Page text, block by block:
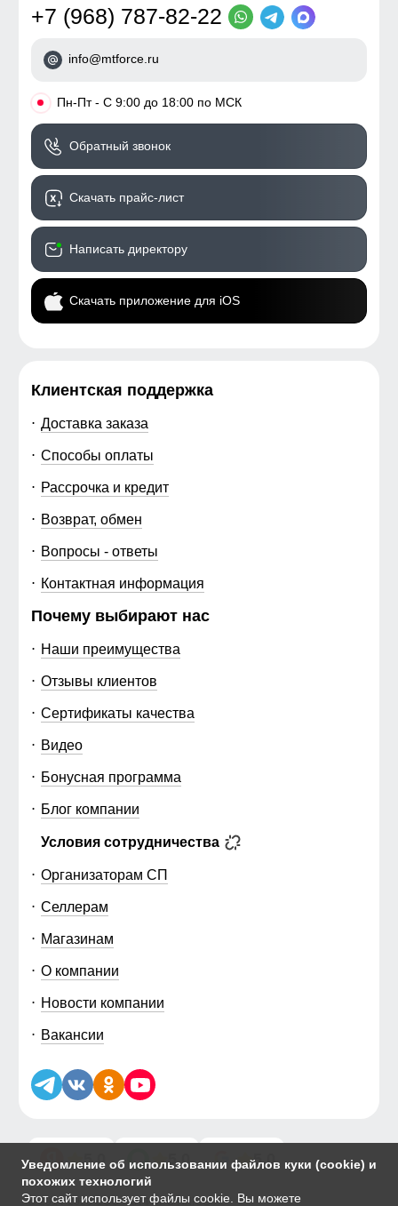
Уведомление об использовании файлов куки (cookie) и
похожих технологий
Этот сайт использует файлы cookie. Вы можете
+7 (968) 787-82-22
info@mtforce.ru
• Пн-Пт - С 9:00 до 18:00 по МСК
Обратный звонок
Скачать прайс-лист
Написать директору
Скачать приложение для iOS
Клиентская поддержка
Доставка заказа
Способы оплаты
Рассрочка и кредит
Возврат, обмен
Вопросы - ответы
Контактная информация
Почему выбирают нас
Наши преимущества
Отзывы клиентов
Сертификаты качества
Видео
Бонусная программа
Блог компании
Условия сотрудничества
Организаторам СП
Селлерам
Магазинам
О компании
Новости компании
Вакансии
5.0 5.0 5.0
© 2014-2026 ООО «МТФОРС ПЛЮС»